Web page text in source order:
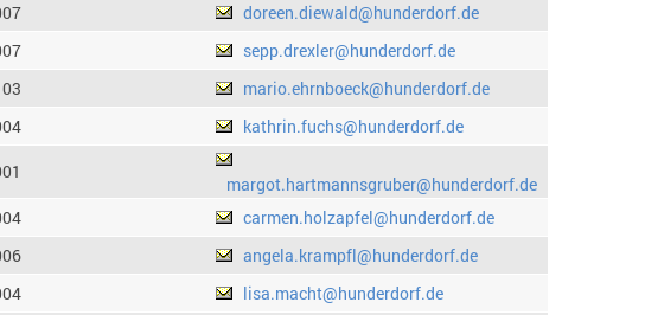
doreen.diewald@hunderdorf.de
sepp.drexler@hunderdorf.de
mario.ehrnboeck@hunderdorf.de
kathrin.fuchs@hunderdorf.de
margot.hartmannsgruber@hunderdorf.de
carmen.holzapfel@hunderdorf.de
angela.krampfl@hunderdorf.de
lisa.macht@hunderdorf.de